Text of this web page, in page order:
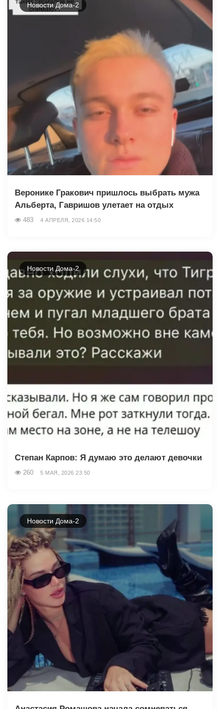
Новости Дома-2
Веронике Гракович пришлось выбрать мужа
Альберта, Гавришов улетает на отдых
483 4 АПРЕЛЯ, 2026 14:50
Новости Дома-2
Степан Карпов: Я думаю это делают девочки
260 5 МАЯ, 2026 23:50
Новости Дома-2